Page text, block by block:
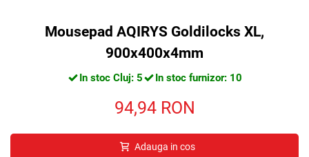
Mousepad AQIRYS Goldilocks XL,
900x400x4mm
In stoc Cluj: 5 In stoc furnizor: 10
94,94 RON
Adauga in cos